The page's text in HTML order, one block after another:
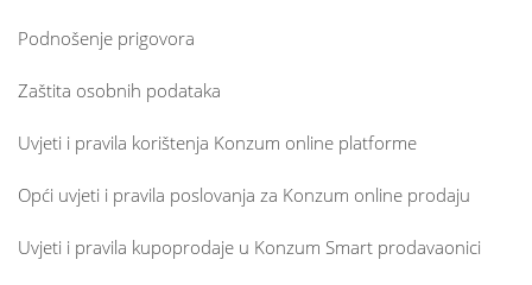
Podnošenje prigovora
Zaštita osobnih podataka
Uvjeti i pravila korištenja Konzum online platforme
Opći uvjeti i pravila poslovanja za Konzum online prodaju
Uvjeti i pravila kupoprodaje u Konzum Smart prodavaonici